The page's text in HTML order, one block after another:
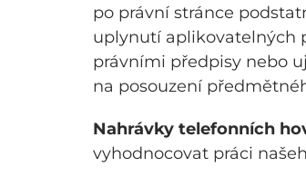
po právní stránce
uplynutí aplikovatelných
právními předpisy nebo
na posouzení
Nahrávky telefonních
vyhodnocovat práci